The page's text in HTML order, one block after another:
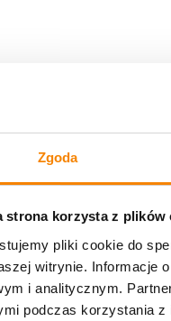
Zgoda
strona korzysta z plików
pliki cookie do
witrynie. Informacje
i analitycznym.
podczas korzystania z